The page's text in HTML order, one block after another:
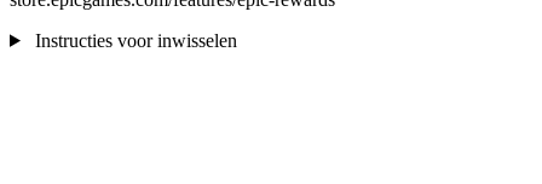
Instructies voor inwisselen